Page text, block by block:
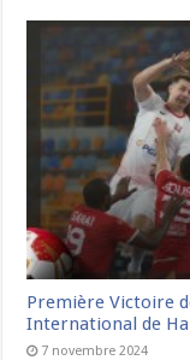
Première Victoire
International de
7 novembre 2024